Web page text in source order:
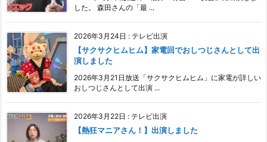
した。 森田さんの「最 ...
2026年3月24日 : テレビ出演
【サクサクヒムヒム】家電回でおしつじさんとして出
演しました
2026年3月21日放送「サクサクヒムヒム」に家電が詳しい
おしつじさんとして出演 ...
2026年3月22日 : テレビ出演
【熱狂マニアさん！】出演しました